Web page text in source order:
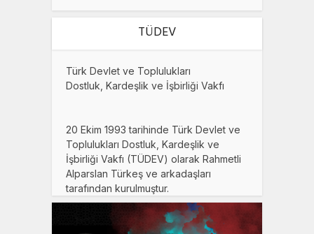
TÜDEV
Türk Devlet ve Toplulukları
Dostluk, Kardeşlik ve İşbirliği Vakfı
20 Ekim 1993 tarihinde Türk Devlet ve
Toplulukları Dostluk, Kardeşlik ve
İşbirliği Vakfı (TÜDEV) olarak Rahmetli
Alparslan Türkeş ve arkadaşları
tarafından kurulmuştur.